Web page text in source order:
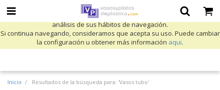
Utilizamos cookies propias y de terceros para mejorar nuestros servicios
y mostrarle publicidad relacionada con sus preferencias mediante el
análisis de sus hábitos de navegación.
Si continua navegando, consideramos que acepta su uso. Puede cambiar
la configuración u obtener más información aqui.
Inicio Resultados de la búsqueda para: 'Vasos tubo'